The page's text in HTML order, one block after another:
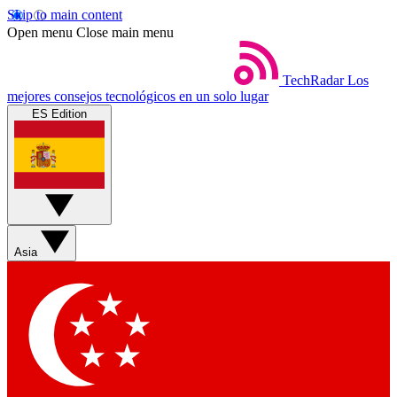
Skip to main content
Open menu Close main menu
TechRadar Los
mejores consejos tecnológicos en un solo lugar
ES Edition
Asia